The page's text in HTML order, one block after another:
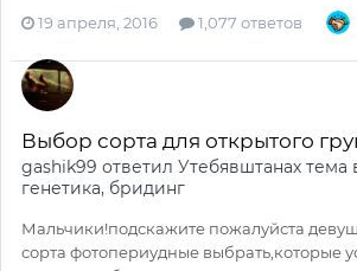
19 апреля, 2016 1,077 ответов
Выбор сорта для открытого
gashik99 ответил Утебявштанах тема
генетика, бридинг
Мальчики!подскажите пожалуйста
сорта фотопериудные выбрать,которые